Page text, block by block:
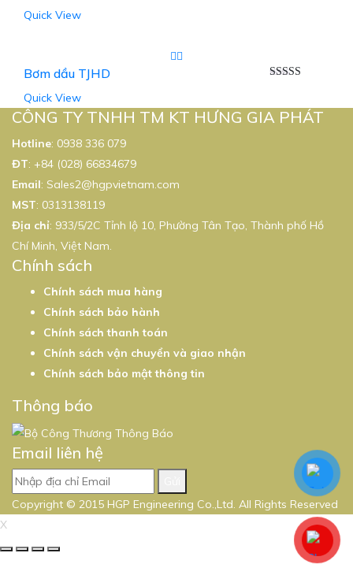
Quick View
sao
Bơm dầu TJHD
Quick View
CÔNG TY TNHH TM KT HƯNG GIA PHÁT
Hotline: 0938 336 079
ĐT: +84 (028) 66834679
Email: Sales2@hgpvietnam.com
MST: 0313138119
Địa chỉ: 933/5/2C Tỉnh lộ 10, Phường Tân Tạo, Thành phố Hồ
Chí Minh, Việt Nam.
Chính sách
Chính sách mua hàng
Chính sách bảo hành
Chính sách thanh toán
Chính sách vận chuyển và giao nhận
Chính sách bảo mật thông tin
Thông báo
Email liên hệ
Copyright © 2015 HGP Engineering Co.,Ltd. All Rights Reserved
X